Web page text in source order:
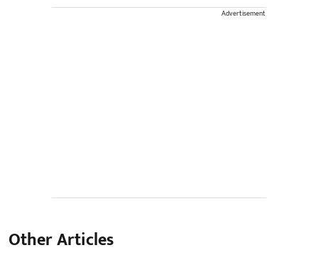
Advertisement
Other Articles